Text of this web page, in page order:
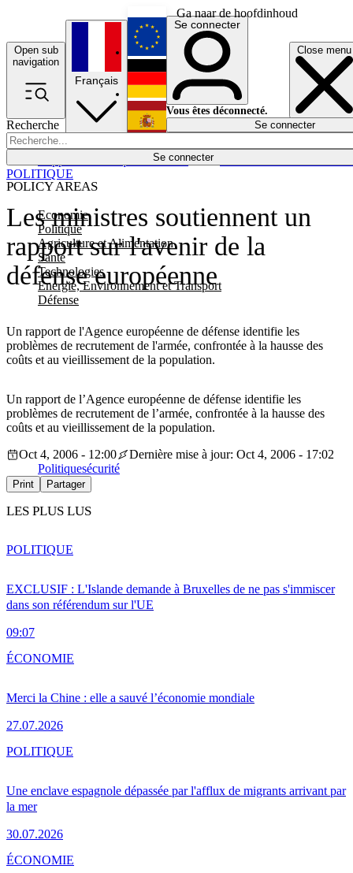
Ga naar de hoofdinhoud
Open sub
navigation
Close menu
Recherche
Se connecter
POLICY AREAS
Economie
Politique
Agriculture et Alimentation
Santé
Technologies
Energie, Environnement et Transport
Défense
Économie
Français
English
Deutsch
Español
Se connecter
Vous êtes déconnecté.
Se connecter
Les ministres soutiennent un
rapport sur l'avenir de la
défense européenne
Un rapport de l'Agence européenne de défense identifie les
problèmes de recrutement de l'armée, confrontée à la hausse des
coûts et au vieillissement de la population.
POLITIQUE
Un rapport de l’Agence européenne de défense identifie les
problèmes de recrutement de l’armée, confrontée à la hausse des
coûts et au vieillissement de la population.
Oct 4, 2006 - 12:00
Dernière mise à jour: Oct 4, 2006 - 17:02
Politiquesécurité
Print Partager
LES PLUS LUS
EXCLUSIF : L'Islande demande à Bruxelles de ne pas s'immiscer
dans son référendum sur l'UE
09:07
POLITIQUE
Merci la Chine : elle a sauvé l’économie mondiale
27.07.2026
ÉCONOMIE
Une enclave espagnole dépassée par l'afflux de migrants arrivant par
la mer
30.07.2026
POLITIQUE
ÉCONOMIE